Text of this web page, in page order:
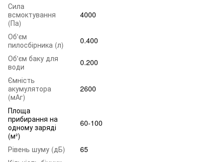
Сила
всмоктування
(Па)
4000
Об'єм
пилосбірника (л)
0.400
Об'єм баку для
води
0.200
Ємність
акумулятора
(мАг)
2600
Площа
прибирання на
одному заряді
(м²)
60-100
Рівень шуму (дБ)
65